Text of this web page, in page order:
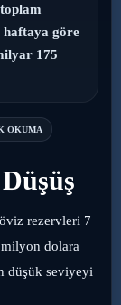
haftaya göre
175
OKUMA
rezervleri 7
dolara
düşük seviyeyi